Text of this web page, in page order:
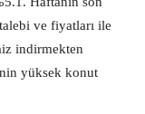
ve fiyatları ile
indirmekten
yüksek konut